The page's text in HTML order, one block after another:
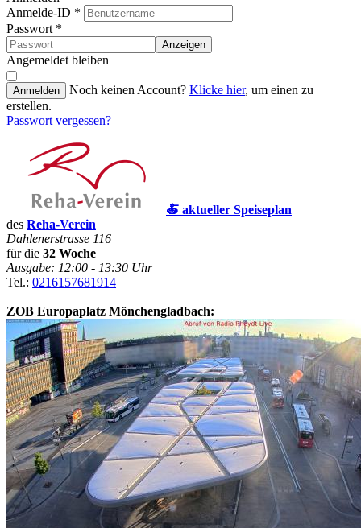
Anmelde-ID *
Passwort *
Anzeigen
Angemeldet bleiben
Anmelden Noch keinen Account? Klicke hier, um einen zu
erstellen.
Passwort vergessen?
🍝 aktueller Speiseplan
des Reha-Verein
Dahlenerstrasse 116
für die 32 Woche
Ausgabe: 12:00 - 13:30 Uhr
Tel.: 0216157681914
ZOB Europaplatz Mönchengladbach: